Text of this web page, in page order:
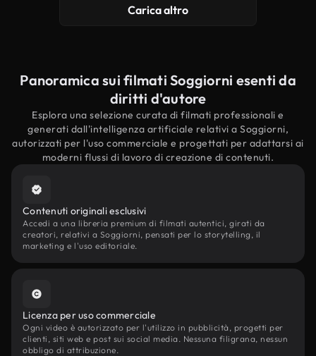
Carica altro
Panoramica sui filmati Soggiorni esenti da
diritti d'autore
Esplora una selezione curata di filmati professionali e
generati dall'intelligenza artificiale relativi a Soggiorni,
autorizzati per l'uso commerciale e progettati per adattarsi ai
moderni flussi di lavoro di creazione di contenuti.
Contenuti originali esclusivi
Accedi a una libreria premium di filmati autentici, girati da
creatori, relativi a Soggiorni, pensati per lo storytelling, il
marketing e l'uso editoriale.
Licenza per uso commerciale
Ogni video è autorizzato per l'utilizzo in pubblicità, progetti per
clienti, siti web e post sui social media. Nessuna filigrana, nessun
obbligo di attribuzione.